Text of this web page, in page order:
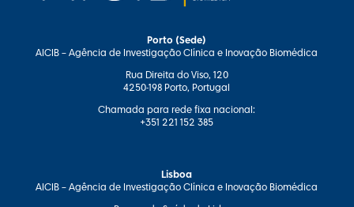
Porto (Sede)
AICIB – Agência de Investigação Clínica e Inovação Biomédica
Rua Direita do Viso, 120
4250-198 Porto, Portugal
Chamada para rede fixa nacional:
+351 221 152 385
Lisboa
AICIB – Agência de Investigação Clínica e Inovação Biomédica